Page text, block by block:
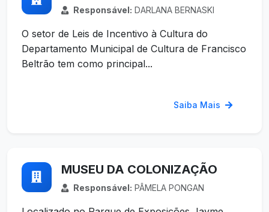
Responsável: DARLANA BERNASKI
O setor de Leis de Incentivo à Cultura do
Departamento Municipal de Cultura de Francisco
Beltrão tem como principal...
Saiba Mais
MUSEU DA COLONIZAÇÃO
Responsável: PÂMELA PONGAN